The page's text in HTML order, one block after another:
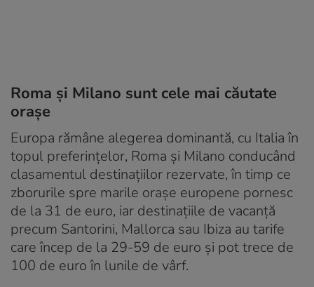
Roma și Milano sunt cele mai căutate
orașe
Europa rămâne alegerea dominantă, cu Italia în
topul preferințelor, Roma și Milano conducând
clasamentul destinațiilor rezervate, în timp ce
zborurile spre marile orașe europene pornesc
de la 31 de euro, iar destinațiile de vacanță
precum Santorini, Mallorca sau Ibiza au tarife
care încep de la 29-59 de euro și pot trece de
100 de euro în lunile de vârf.